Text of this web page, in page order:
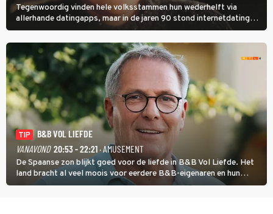
Tegenwoordig vinden hele volksstammen hun wederhelft via
allerhande datingapps, maar in de jaren 90 stond internetdating
nog in de kinderschoenen. In de film You've Got Mail zie je dat
terug.
TIP
B&B VOL LIEFDE
VANAVOND 20:53 - 22:21· AMUSEMENT
De Spaanse zon blijkt goed voor de liefde in B&B Vol Liefde. Het
land bracht al veel moois voor eerdere B&B-eigenaren en hun
partners. Ook Paul runt zijn gastenverblijf in Spanje. De 62-jarige